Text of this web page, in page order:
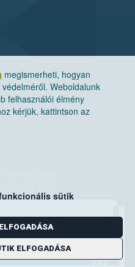
megismerheti, hogyan
Weboldalunk
felhasználói élmény
kérjük, kattintson az
sütik
ELFOGADÁSA
biztonsági Hivatal
Budapest. Pf. 30.
80/263-244
336-9000